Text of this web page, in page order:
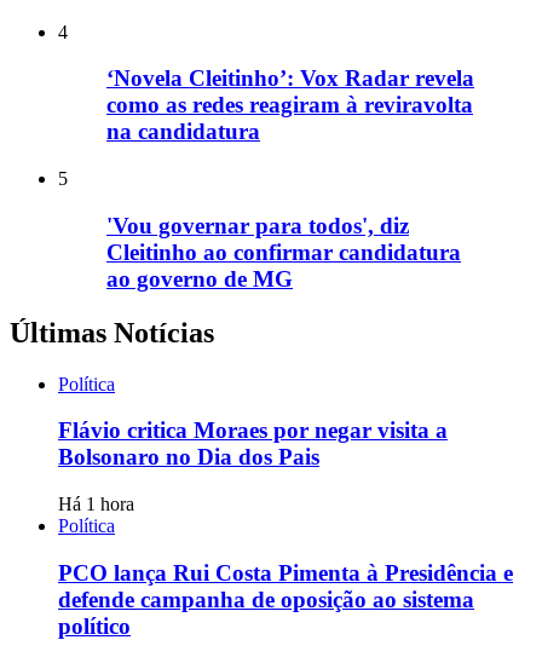
4
‘Novela Cleitinho’: Vox Radar revela
como as redes reagiram à reviravolta
na candidatura
5
'Vou governar para todos', diz
Cleitinho ao confirmar candidatura
ao governo de MG
Últimas Notícias
Política
Flávio critica Moraes por negar visita a
Bolsonaro no Dia dos Pais
Há 1 hora
Política
PCO lança Rui Costa Pimenta à Presidência e
defende campanha de oposição ao sistema
político